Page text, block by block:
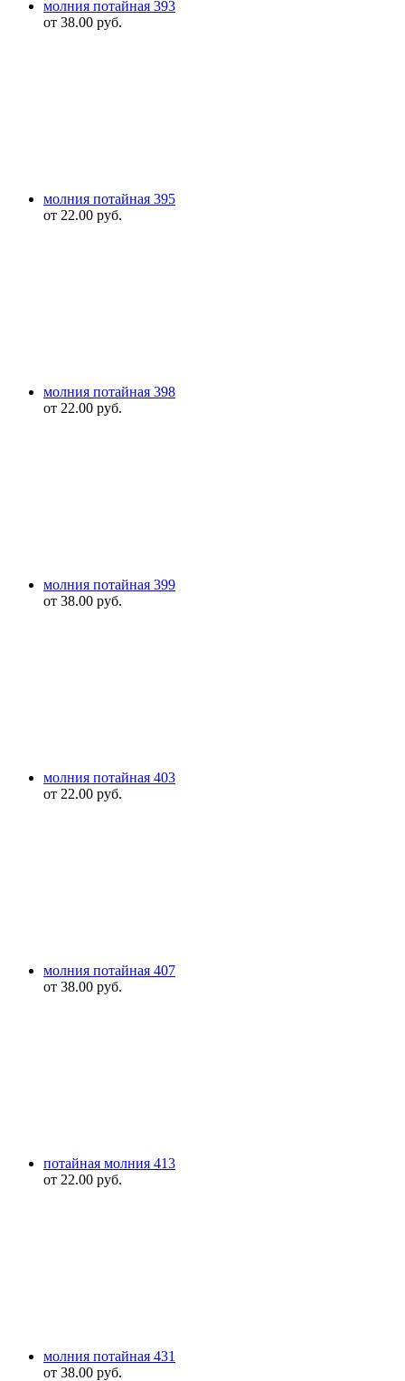
молния потайная 393
от 38.00 руб.
молния потайная 395
от 22.00 руб.
молния потайная 398
от 22.00 руб.
молния потайная 399
от 38.00 руб.
молния потайная 403
от 22.00 руб.
молния потайная 407
от 38.00 руб.
потайная молния 413
от 22.00 руб.
молния потайная 431
от 38.00 руб.